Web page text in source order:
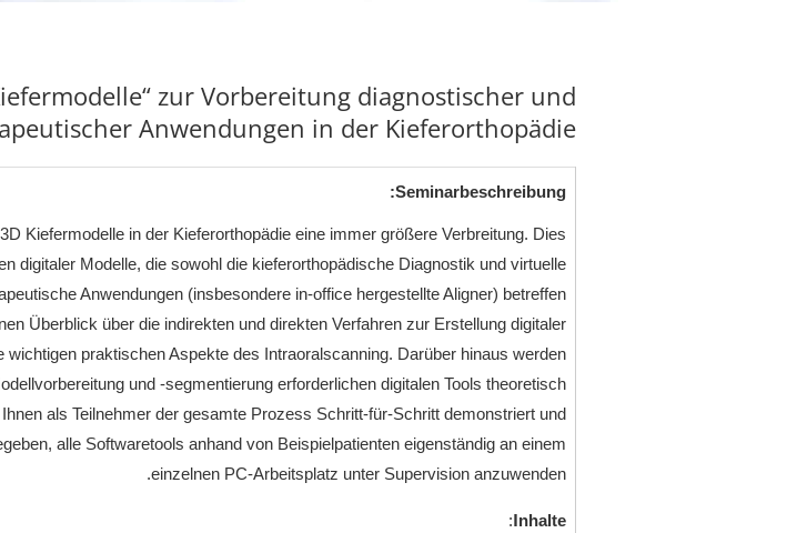
zur Vorbereitung diagnostischer und
Anwendungen in der Kieferorthopädie
Seminarbeschreibung:
Kiefermodelle in der Kieferorthopädie eine immer größere Verbreitung. Dies
digitaler Modelle, die sowohl die kieferorthopädische Diagnostik und virtuelle
Anwendungen (insbesondere in-office hergestellte Aligner) betreffen.
Überblick über die indirekten und direkten Verfahren zur Erstellung digitaler
wichtigen praktischen Aspekte des Intraoralscanning. Darüber hinaus werden
und -segmentierung erforderlichen digitalen Tools theoretisch
als Teilnehmer der gesamte Prozess Schritt-für-Schritt demonstriert und
alle Softwaretools anhand von Beispielpatienten eigenständig an einem
einzelnen PC-Arbeitsplatz unter Supervision anzuwenden.
Inhalte
: